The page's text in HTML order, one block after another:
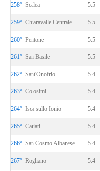
258° Scalea 5.5
259° Chiaravalle Centrale 5.5
260° Pentone 5.5
261° San Basile 5.5
262° Sant'Onofrio 5.4
263° Colosimi 5.4
264° Isca sullo Ionio 5.4
265° Cariati 5.4
266° San Cosmo Albanese 5.4
267° Rogliano 5.4